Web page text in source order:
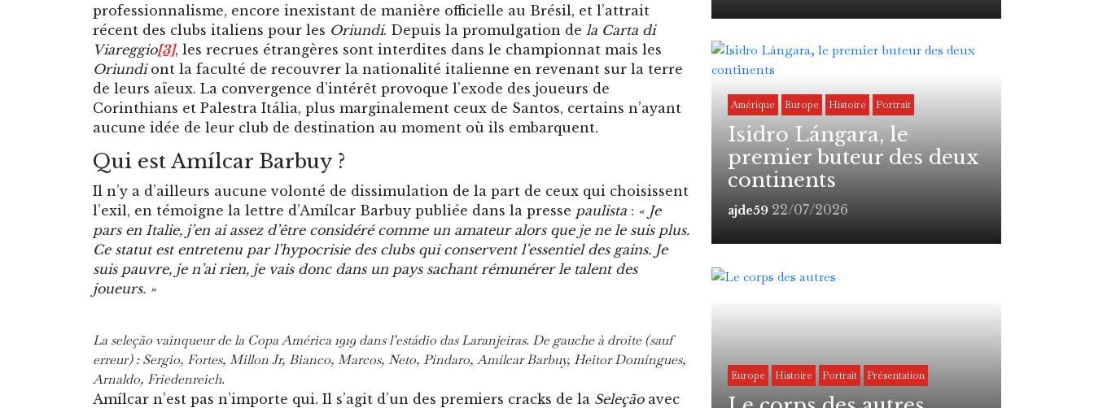
professionnalisme, encore inexistant de manière officielle au Brésil, et l’attrait
récent des clubs italiens pour les Oriundi. Depuis la promulgation de la Carta di
Viareggio[3], les recrues étrangères sont interdites dans le championnat mais les
Oriundiont la faculté de recouvrer la nationalité italienne en revenant sur la terre
de leurs aïeux. La convergence d’intérêt provoque l’exode des joueurs de
Corinthians et Palestra Itália, plus marginalement ceux de Santos, certains n’ayant
aucune idée de leur club de destination au moment où ils embarquent.
Qui est Amílcar Barbuy ?
Il n’y a d’ailleurs aucune volonté de dissimulation de la part de ceux qui choisissent
l’exil, en témoigne la lettre d’Amílcar Barbuy publiée dans la presse paulista : « Je
pars en Italie, j’en ai assez d’être considéré comme un amateur alors que je ne le suis plus.
Ce statut est entretenu par l’hypocrisie des clubs qui conservent l’essentiel des gains. Je
suis pauvre, je n’ai rien, je vais donc dans un pays sachant rémunérer le talent des
joueurs. »
La seleção vainqueur de la Copa América 1919 dans l’estádio das Laranjeiras. De gauche à droite (sauf
erreur) : Sergio, Fortes, Millon Jr, Bianco, Marcos, Neto, Píndaro, Amílcar Barbuy, Heitor Domíngues,
Arnaldo, Friedenreich.
Amílcar n’est pas n’importe qui. Il s’agit d’un des premiers cracks de la Seleçãoavec
Amérique Europe Histoire Portrait
Isidro Lángara, le
premier buteur des deux
continents
ajde59 22/07/2026
Europe Histoire Portrait Présentation